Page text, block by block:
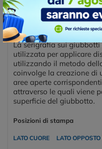
SERIGRAFIA
La serigrafia sui
utilizzata per applicare
utilizzando il metodo
coinvolge la creazione di
aree aperte
attraverso le quali viene
superficie del giubbotto.
Posizioni di stampa
LATO CUORE LATO OPPOSTO